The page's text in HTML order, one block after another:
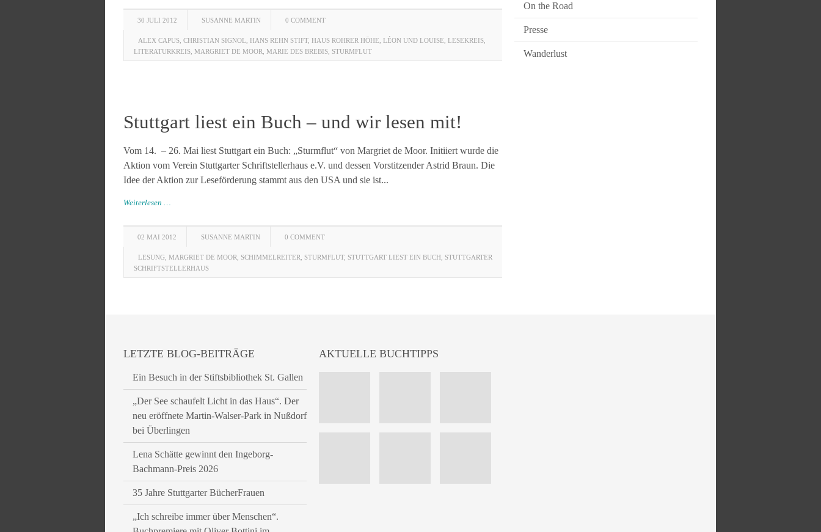
30 JULI 2012 SUSANNE MARTIN 0 COMMENT
ALEX CAPUS CHRISTIAN SIGNOL HANS REHN STIFT, HAUS ROHRER HÖHE LÉON UND LOUISE LESEKREIS
LITERATURKREIS MARGRIET DE MOOR MARIE DES BREBIS STURMFLUT
Stuttgart liest ein Buch – und wir lesen mit!
Vom 14. – 26. Mai liest Stuttgart ein Buch: „Sturmflut“ von Margriet de Moor. Initiiert wurde die
Aktion vom Verein Stuttgarter Schriftstellerhaus e.V. und dessen Vorstitzender Astrid Braun. Die
Idee der Aktion zur Leseförderung stammt aus den USA und sie ist...
Weiterlesen …
02 MAI 2012 SUSANNE MARTIN 0 COMMENT
LESUNG MARGRIET DE MOOR SCHIMMELREITER STURMFLUT, STUTTGART LIEST EIN BUCH STUTTGARTER
SCHRIFTSTELLERHAUS
On the Road
Presse
Wanderlust
LETZTE BLOG-BEITRÄGE
Ein Besuch in der Stiftsbibliothek St. Gallen
„Der See schaufelt Licht in das Haus“. Der
neu eröffnete Martin-Walser-Park in Nußdorf
bei Überlingen
Lena Schätte gewinnt den Ingeborg-
Bachmann-Preis 2026
35 Jahre Stuttgarter BücherFrauen
„Ich schreibe immer über Menschen“.
AKTUELLE BUCHTIPPS